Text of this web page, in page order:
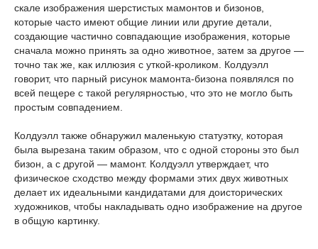
скале изображения шерстистых мамонтов и бизонов,
которые часто имеют общие линии или другие детали,
создающие частично совпадающие изображения, которые
сначала можно принять за одно животное, затем за другое —
точно так же, как иллюзия с уткой-кроликом. Колдуэлл
говорит, что парный рисунок мамонта-бизона появлялся по
всей пещере с такой регулярностью, что это не могло быть
простым совпадением.
Колдуэлл также обнаружил маленькую статуэтку, которая
была вырезана таким образом, что с одной стороны это был
бизон, а с другой — мамонт. Колдуэлл утверждает, что
физическое сходство между формами этих двух животных
делает их идеальными кандидатами для доисторических
художников, чтобы накладывать одно изображение на другое
в общую картинку.